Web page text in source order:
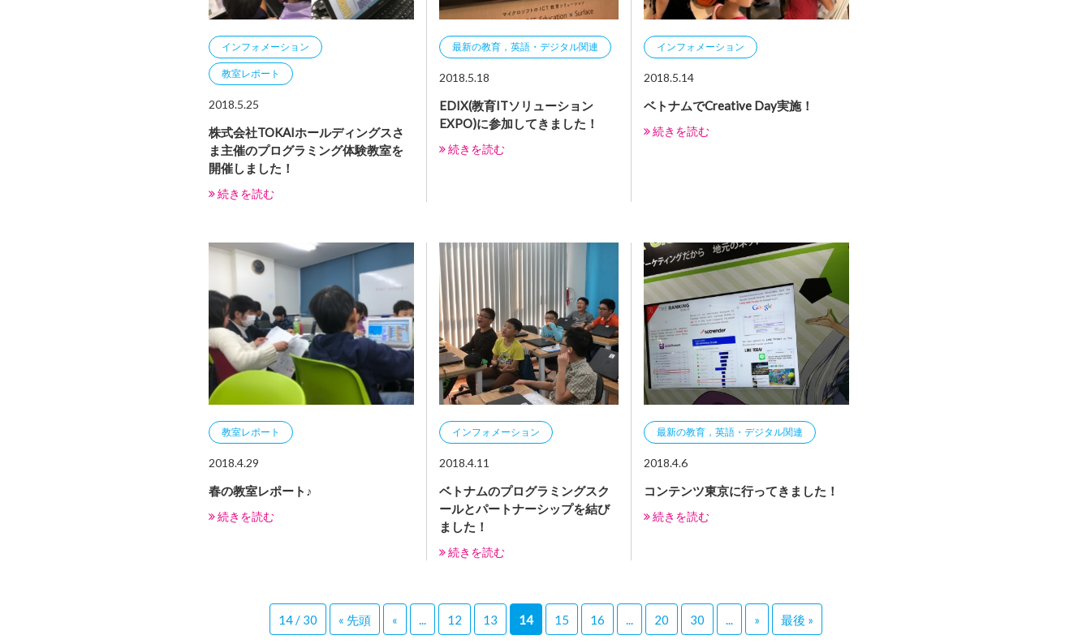
インフォメーション
教室レポート
2018.5.25
株式会社TOKAIホールディングスさ
ま主催のプログラミング体験教室を
開催しました！
続きを読む
最新の教育，英語・デジタル関連
2018.5.18
EDIX(教育ITソリューション
EXPO)に参加してきました！
続きを読む
インフォメーション
2018.5.14
ベトナムでCreative Day実施！
続きを読む
教室レポート
2018.4.29
春の教室レポート♪
続きを読む
インフォメーション
2018.4.11
ベトナムのプログラミングスク
ールとパートナーシップを結び
ました！
続きを読む
最新の教育，英語・デジタル関連
2018.4.6
コンテンツ東京に行ってきました！
続きを読む
14 / 30 « 先頭 « 12 13 14 15 16 20 30 » 最後 »